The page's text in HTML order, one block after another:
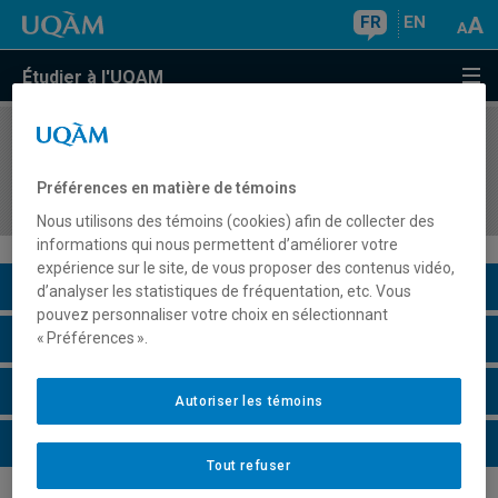
FR EN
Étudier à l'UQAM
COURS//
québécoise
Description du cours
Horaire - Été 2026
Horaire - Automne 2026
Horaire - Hiver 2027
Préférences en matière de témoins
Nous utilisons des témoins (cookies) afin de collecter des
informations qui nous permettent d’améliorer votre
expérience sur le site, de vous proposer des contenus vidéo,
d’analyser les statistiques de fréquentation, etc. Vous
pouvez personnaliser votre choix en sélectionnant
« Préférences ».
Tout refuser
Autoriser les témoins